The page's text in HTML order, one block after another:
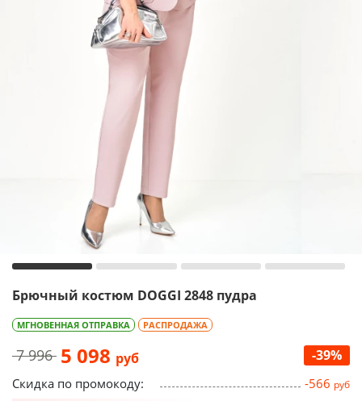
Брючный костюм DOGGI 2848 пудра
МГНОВЕННАЯ ОТПРАВКА РАСПРОДАЖА
7 996 5 098 руб -39%
Скидка по промокоду: -566 руб